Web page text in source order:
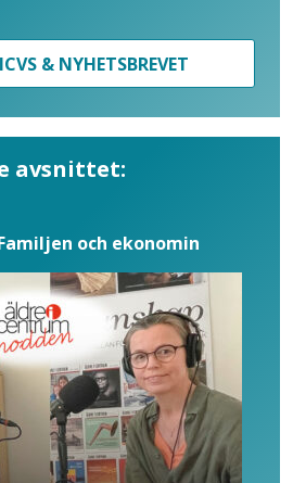
& NYHETSBREVET
avsnittet:
och ekonomin